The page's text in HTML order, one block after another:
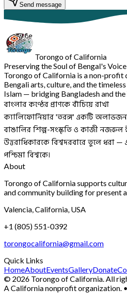
Send message
Torongo of California
Preserving the Soul of Bengal's Voice
Torongo of California is a non-
Bengali arts, culture, and the
Islam — bridging Bangladesh and
বাংলার কণ্ঠের প্রাণকে বাঁচিয়ে রাখা
ক্যালিফোর্নিয়ার 'তরঙ্গ' একটি
বাঙালির শিল্প-সংস্কৃতি ও কাজী নজরুল
উত্তরাধিকারকে বিশ্বদরবারে তুলে ধরা —
পশ্চিমা বিশ্বকে।
About
Torongo of California supports
and community building for present
Valencia, California, USA
+1 (805) 551-0392
torongocalifornia@gmail.com
Quick Links
HomeAboutEventsGalleryDonate
© 2026 Torongo of California All
A California nonprofit organization.